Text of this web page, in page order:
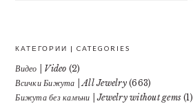
КАТЕГОРИИ | CATEGORIES
Видео | Video (2)
Всички Бижута | All Jewelry(663)
Бижута без камъни | Jewelry without gems (1)